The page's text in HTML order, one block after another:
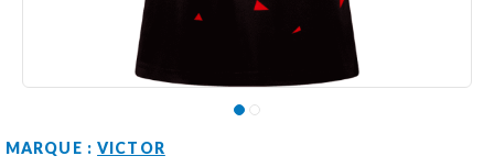
MARQUE :VICTOR